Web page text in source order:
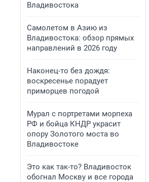
Владивостока
Самолетом в Азию из
Владивостока: обзор прямых
направлений в 2026 году
Наконец-то без дождя:
воскресенье порадует
приморцев погодой
Мурал с портретами морпеха
РФ и бойца КНДР украсит
опору Золотого моста во
Владивостоке
Это как так-то? Владивосток
обогнал Москву и все города